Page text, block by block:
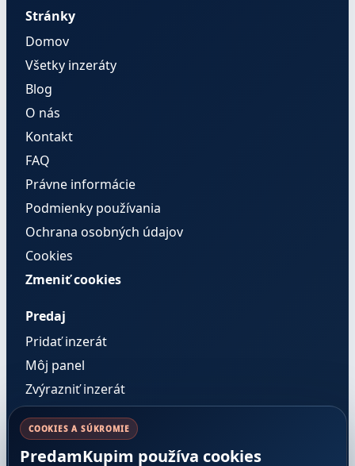
Stránky
Domov
Všetky inzeráty
Blog
O nás
Kontakt
FAQ
Právne informácie
Podmienky používania
Ochrana osobných údajov
Cookies
Zmeniť cookies
Predaj
Pridať inzerát
Môj panel
Zvýrazniť inzerát
Pravidlá a dôvera
COOKIES A SÚKROMIE
PredamKupim používa cookies